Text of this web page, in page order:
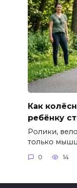
Как
ребёнку
Ролики,
только
0 14